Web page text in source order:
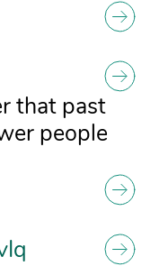
that past
people